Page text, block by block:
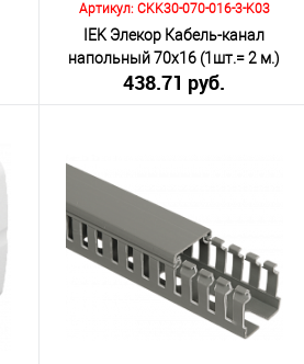
Артикул: CKK30-070-016-3-K03
IEK Элекор Кабель-канал
напольный 70х16 (1шт.= 2 м.)
438.71 руб.
Количество:
В корзину
К сравнению
Под заказ